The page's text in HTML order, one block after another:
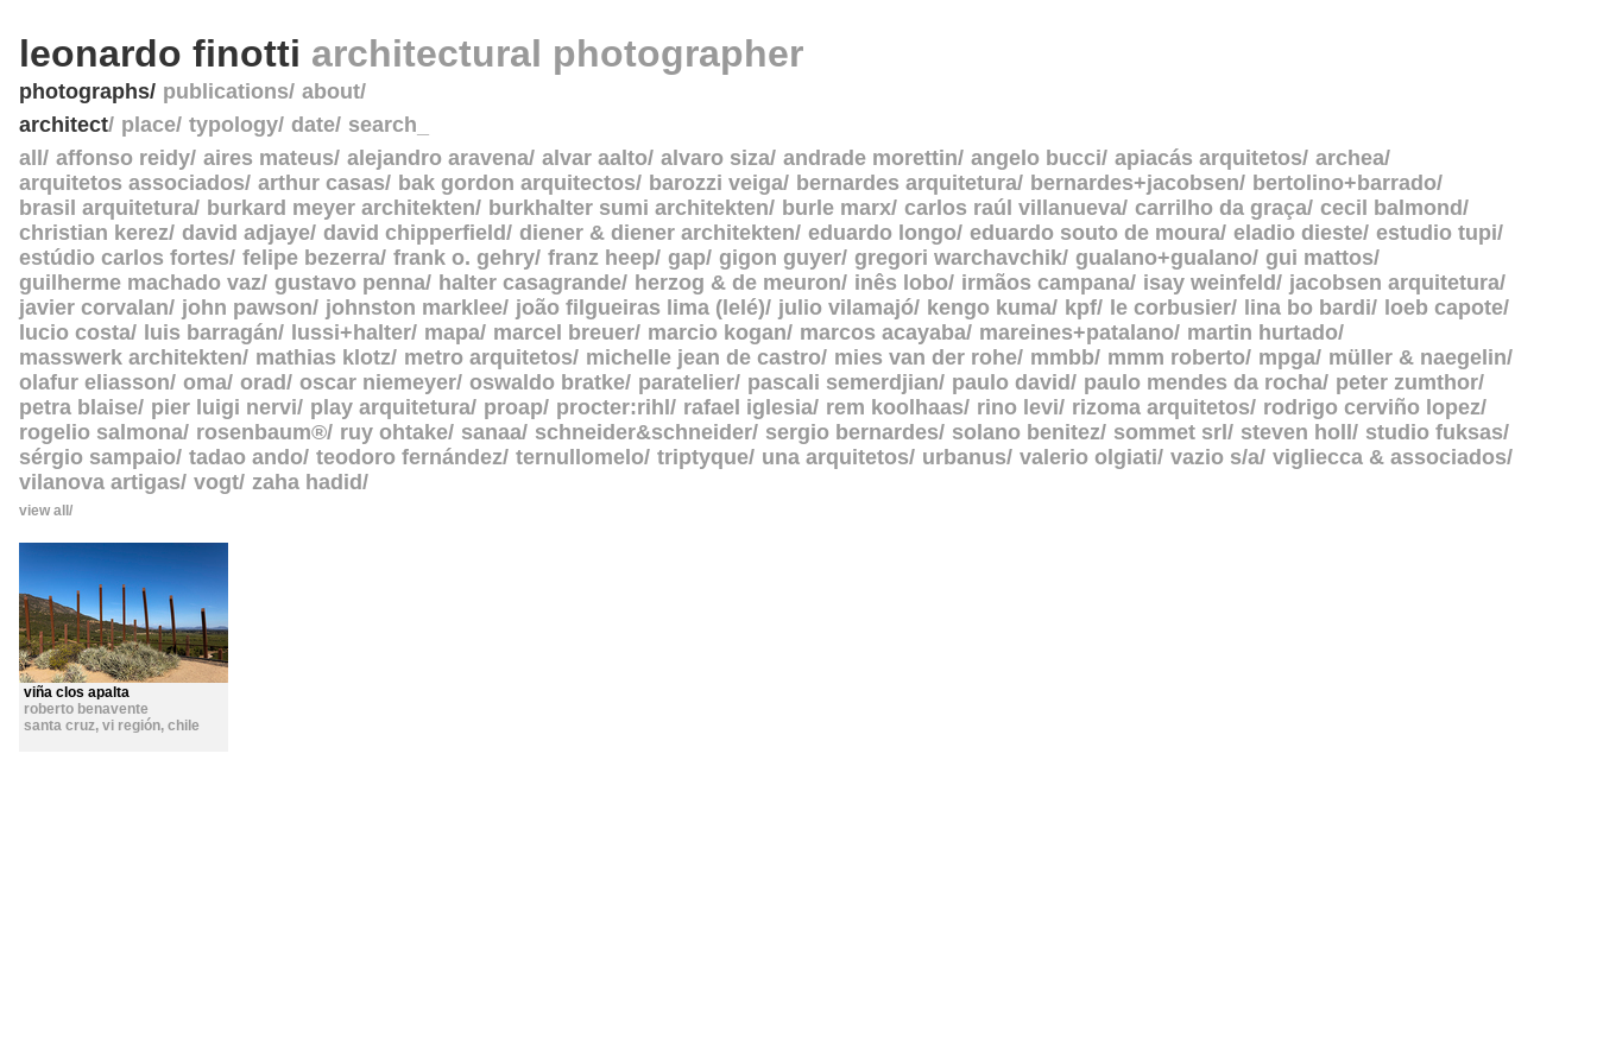
leonardo finotti architectural photographer
photographs publications about
architect place typology date search_
all
affonso reidy aires mateus alejandro aravena alvar aalto alvaro siza andrade morettin angelo bucci apiacás arquitetos archea
arquitetos associados arthur casas bak gordon arquitectos barozzi veiga bernardes arquitetura bernardes+jacobsen
bertolino+barrado
brasil arquitetura
burkard meyer architekten burkhalter sumi architekten burle marx carlos raúl villanueva carrilho da graça cecil balmond
christian kerez david adjaye david chipperfield diener & diener architekten eduardo longo eduardo souto de moura eladio dieste estudio tupi
estúdio carlos fortes felipe bezerra frank o. gehry franz heep gap gigon guyer gregori warchavchik gualano+gualano gui mattos
guilherme machado vaz gustavo penna halter casagrande herzog & de meuron inês lobo irmãos campana isay weinfeld
jacobsen arquitetura
javier corvalan
john pawson johnston marklee joão filgueiras lima (lelé) julio vilamajó kengo kuma kpf le corbusier lina bo bardi
loeb capote
lucio costa
luis barragán lussi+halter mapa marcel breuer marcio kogan marcos acayaba mareines+patalano martin hurtado
masswerk architekten
mathias klotz metro arquitetos michelle jean de castro mies van der rohe mmbb mmm roberto mpga müller & naegelin
olafur eliasson oma orad oscar niemeyer oswaldo bratke paratelier pascali semerdjian paulo david paulo mendes da rocha peter zumthor
petra blaise pier luigi nervi play arquitetura proap procter:rihl rafael iglesia rem koolhaas rino levi rizoma arquitetos
rodrigo cerviño lopez
rogelio salmona rosenbaum® ruy ohtake sanaa schneider&schneider sergio bernardes solano benitez sommet srl steven holl
studio fuksas
sérgio sampaio tadao ando teodoro fernández ternullomelo triptyque una arquitetos urbanus valerio olgiati vazio s/a vigliecca & associados
vilanova artigas vogt zaha hadid
view all
viña clos apalta
roberto benavente
santa cruz, vi región, chile